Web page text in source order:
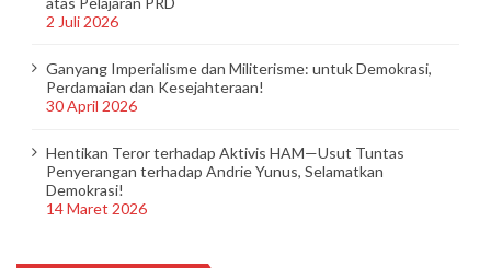
2 Juli 2026
Ganyang Imperialisme dan Militerisme: untuk Demokrasi,
Perdamaian dan Kesejahteraan!
30 April 2026
Hentikan Teror terhadap Aktivis HAM—Usut Tuntas
Penyerangan terhadap Andrie Yunus, Selamatkan
Demokrasi!
14 Maret 2026